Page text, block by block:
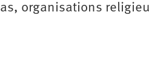
organisations